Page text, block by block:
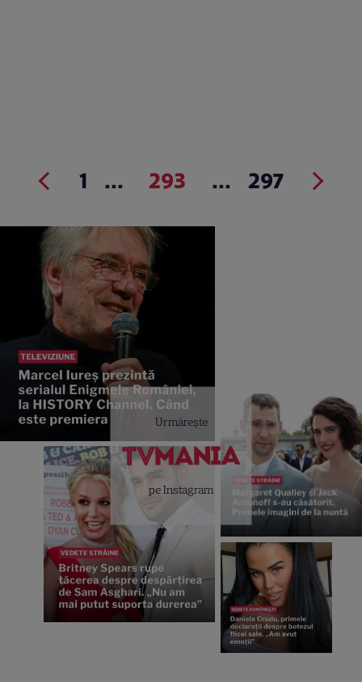
1 ... 293 ... 297
Urmărește
pe Instagram